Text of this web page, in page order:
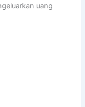
uang